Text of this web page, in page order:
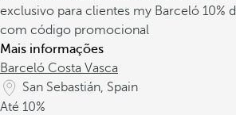
exclusivo para clientes my Barceló 10%
com código promocional
Mais informações
Barceló Costa Vasca
San Sebastián, Spain
Até 10%